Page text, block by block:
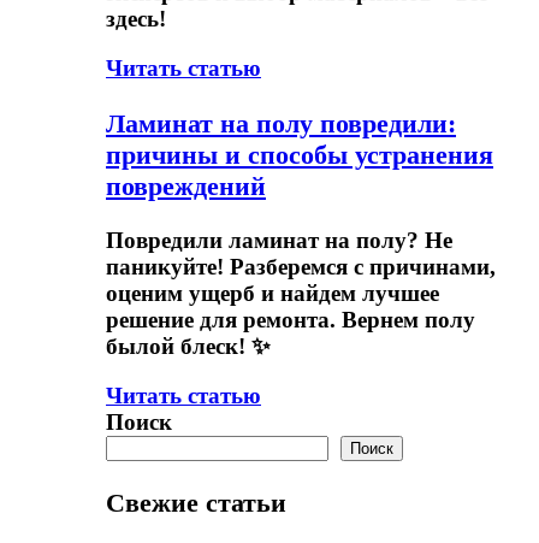
здесь!
Читать статью
Ламинат на полу повредили:
причины и способы устранения
повреждений
Повредили ламинат на полу? Не
паникуйте! Разберемся с причинами,
оценим ущерб и найдем лучшее
решение для ремонта. Вернем полу
былой блеск! ✨
Читать статью
Поиск
Поиск
Свежие статьи